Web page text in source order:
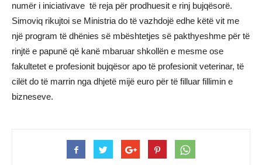
numër i iniciativave të reja për prodhuesit e rinj bujqësorë.
Simoviq rikujtoi se Ministria do të vazhdojë edhe këtë vit me
një program të dhënies së mbështetjes së pakthyeshme për të
rinjtë e papunë që kanë mbaruar shkollën e mesme ose
fakultetet e profesionit bujqësor apo të profesionit veterinar, të
cilët do të marrin nga dhjetë mijë euro për të filluar fillimin e
bizneseve.